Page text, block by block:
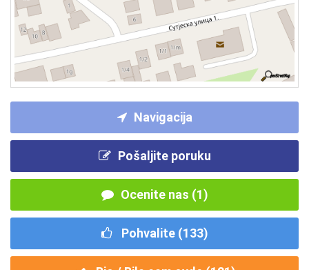
Navigacija
Pošaljite poruku
Ocenite nas (1)
Pohvalite (133)